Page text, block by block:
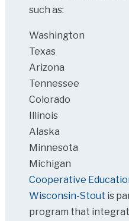
such as:
Washington
Texas
Arizona
Tennessee
Colorado
Illinois
Alaska
Minnesota
Michigan
Cooperative
Wisconsin-Stout is
program that